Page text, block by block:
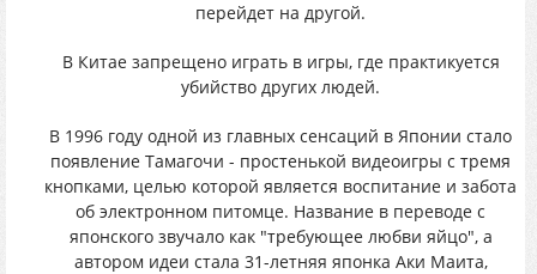
перейдет на другой.
В Китае запрещено играть в игры, где практикуется
убийство других людей.
В 1996 году одной из главных сенсаций в Японии стало
появление Тамагочи - простенькой видеоигры с тремя
кнопками, целью которой является воспитание и забота
об электронном питомце. Название в переводе с
японского звучало как "требующее любви яйцо", а
автором идеи стала 31-летняя японка Аки Маита,